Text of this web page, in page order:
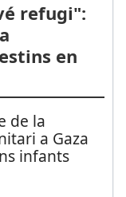
refugi":
en
de la
a Gaza
infants